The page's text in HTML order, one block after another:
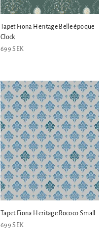
Tapet Fiona Heritage Belle époque
Clock
REA-pris
699 SEK
Tapet Fiona Heritage Rococo Small
REA-pris
699 SEK